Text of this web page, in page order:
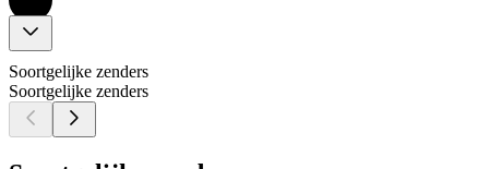
Soortgelijke zenders
Soortgelijke zenders